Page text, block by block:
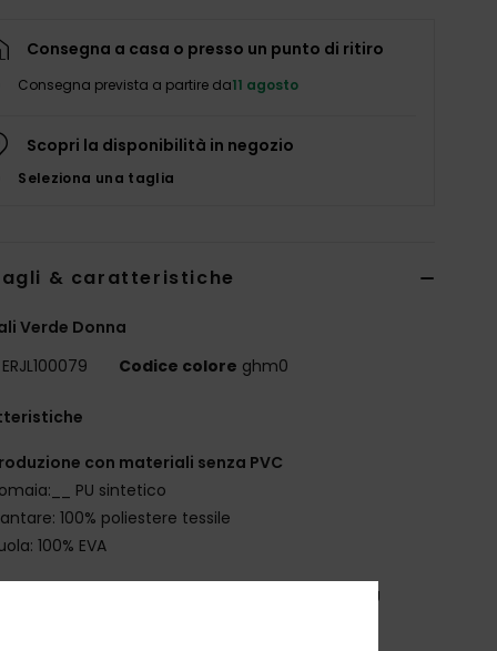
Consegna a casa o presso un punto di ritiro
Consegna prevista a partire da11 agosto
Scopri la disponibilità in negozio
Seleziona una taglia
& caratteristiche
Verde Donna
ERJL100079 Codice colore ghm0
con materiali senza PVC
PU sintetico
100% poliestere tessile
100% EVA
Upper: 100% PU sintetico, Lining: 100% PU